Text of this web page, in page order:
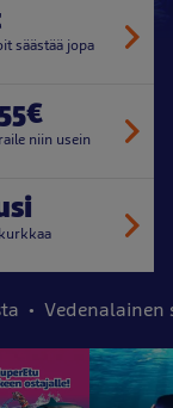
säästää jopa
niin usein
Vedenalainen